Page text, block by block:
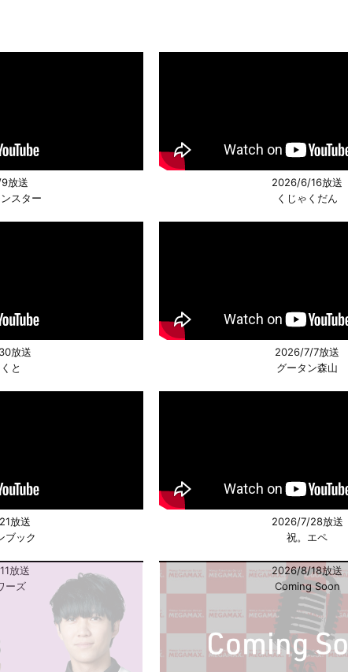
放送
スター
2026/6/16放送
くじゃくだん
放送
と
2026/7/7放送
グータン森山
放送
ブック
2026/7/28放送
祝。エペ
放送
ーズ
2026/8/18放送
Coming Soon